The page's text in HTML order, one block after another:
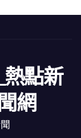
點新
網